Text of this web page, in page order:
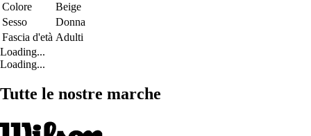
Colore
Beige
Sesso
Donna
Fascia d'età Adulti
Loading...
Loading...
Tutte le nostre marche